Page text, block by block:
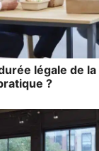
légale de
?